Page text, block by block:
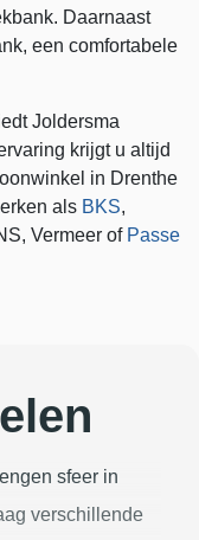
Daarnaast
een comfortabele
Joldersma
krijgt u altijd
in Drenthe
als BKS,
Vermeer of Passe
sfeer in
verschillende